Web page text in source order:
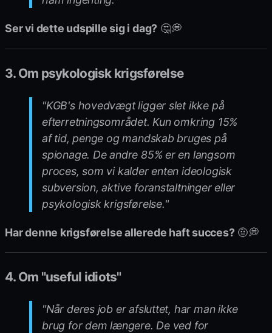
Ser vi dette udspille sig i dag? 🤔💭
3. Om psykologisk krigsførelse
"KGB's hovedvægt ligger slet ikke på
efterretningsområdet. Kun omkring 15%
af tid, penge og mandskab bruges på
spionage. De andre 85% er en langsom
proces, som vi kalder enten ideologisk
subversion, aktive foranstaltninger eller
psykologisk krigsførelse."
Har denne krigsførelse allerede haft succes?🤨💭
4. Om "useful idiots"
"Når deres job er afsluttet, har man ikke
brug for dem længere. De ved for